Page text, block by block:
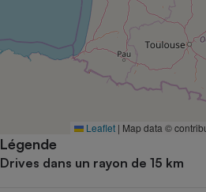
Leaflet | Map data ©
Légende
Drives dans un rayon de 15 km